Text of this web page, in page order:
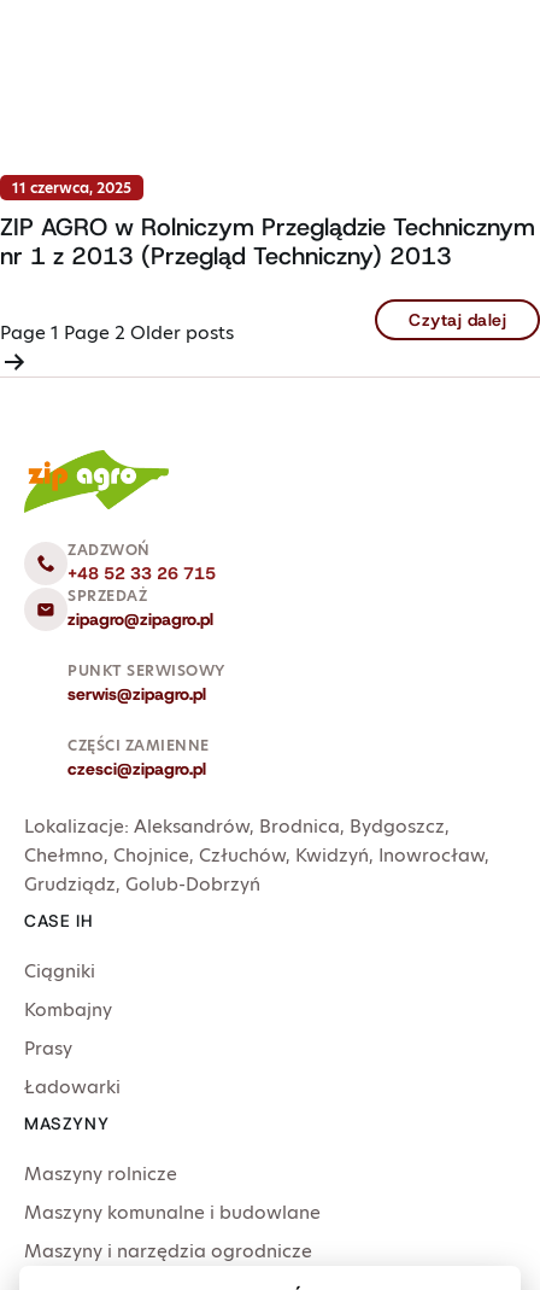
11 czerwca, 2025
ZIP AGRO w Rolniczym Przeglądzie Technicznym
nr 1 z 2013 (Przegląd Techniczny) 2013
Czytaj dalej
Stronicowanie
wpisów
Page 1 Page 2 Older posts
ZADZWOŃ
+48 52 33 26 715
SPRZEDAŻ
zipagro@zipagro.pl
PUNKT SERWISOWY
serwis@zipagro.pl
CZĘŚCI ZAMIENNE
czesci@zipagro.pl
Lokalizacje: Aleksandrów, Brodnica, Bydgoszcz,
Chełmno, Chojnice, Człuchów, Kwidzyń, Inowrocław,
Grudziądz, Golub-Dobrzyń
CASE IH
Ciągniki
Kombajny
Prasy
Ładowarki
MASZYNY
Maszyny rolnicze
Maszyny komunalne i budowlane
Maszyny i narzędzia ogrodnicze